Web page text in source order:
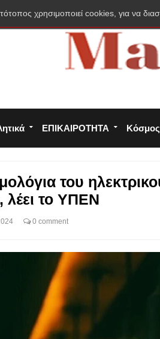
επικοινωνίας
ΕΠΙΚΑΙΡΟΤΗΤΑ Κόσμος
του
λέει το ΥΠΕΝ
0 comment
χρησιμοποιεί cookies, για να